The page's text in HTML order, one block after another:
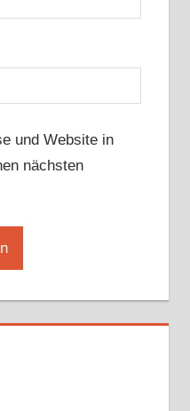
und Website in
nächsten